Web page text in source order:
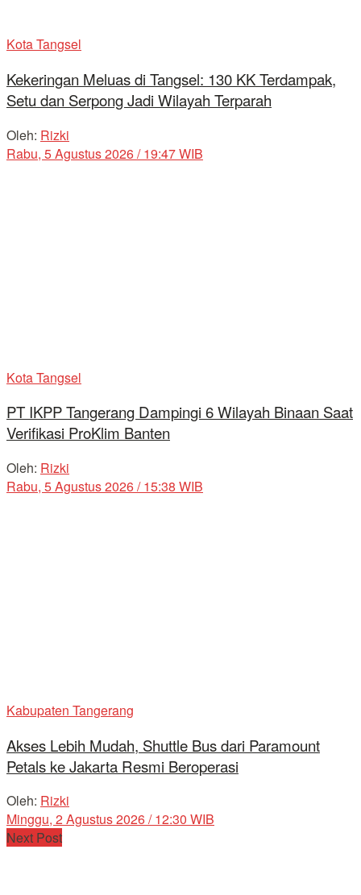
Kota Tangsel
Kekeringan Meluas di Tangsel: 130 KK Terdampak,
Setu dan Serpong Jadi Wilayah Terparah
Oleh: Rizki
Rabu, 5 Agustus 2026 / 19:47 WIB
Kota Tangsel
PT IKPP Tangerang Dampingi 6 Wilayah Binaan Saat
Verifikasi ProKlim Banten
Oleh: Rizki
Rabu, 5 Agustus 2026 / 15:38 WIB
Kabupaten Tangerang
Akses Lebih Mudah, Shuttle Bus dari Paramount
Petals ke Jakarta Resmi Beroperasi
Oleh: Rizki
Minggu, 2 Agustus 2026 / 12:30 WIB
Next Post